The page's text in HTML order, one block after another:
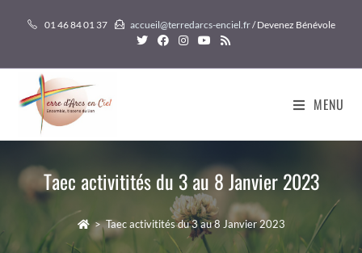
01 46 84 01 37 accueil@terredarcs-enciel.fr/ Devenez Bénévole
MENU
Taec activitités du 3 au 8 Janvier 2023
> Taec activitités du 3 au 8 Janvier 2023